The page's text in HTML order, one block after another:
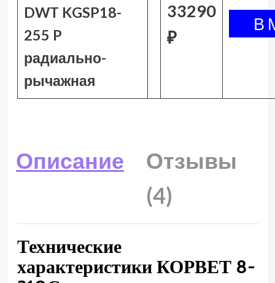
DWT KGSP18-
255 P
радиально-
рычажная
33290
₽
Описание
Отзывы
(4)
Технические
характеристики КОРВЕТ 8-